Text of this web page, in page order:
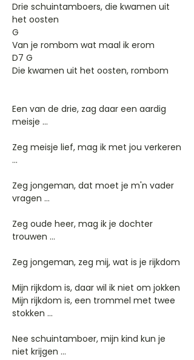
Drie schuintamboers, die kwamen uit
het oosten
G
Van je rombom wat maal ik erom
D7 G
Die kwamen uit het oosten, rombom
Een van de drie, zag daar een aardig
meisje ...
Zeg meisje lief, mag ik met jou verkeren
...
Zeg jongeman, dat moet je m'n vader
vragen ...
Zeg oude heer, mag ik je dochter
trouwen ...
Zeg jongeman, zeg mij, wat is je rijkdom
Mijn rijkdom is, daar wil ik niet om jokken
Mijn rijkdom is, een trommel met twee
stokken ...
Nee schuintamboer, mijn kind kun je
niet krijgen ...